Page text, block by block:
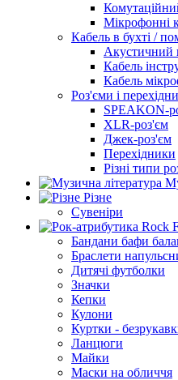
Мікрофонні
Кабель в бухті /
Акустичний
Кабель
Кабель
Роз'єми і
SPEAKON-
XLR-роз'єм
Джек-роз'єм
Перехідники
Різні типи
Різне
Сувеніри
Бандани бафи
Браслети
Дитячі футболки
Значки
Кепки
Кулони
Куртки -
Ланцюги
Майки
Маски на обличчя